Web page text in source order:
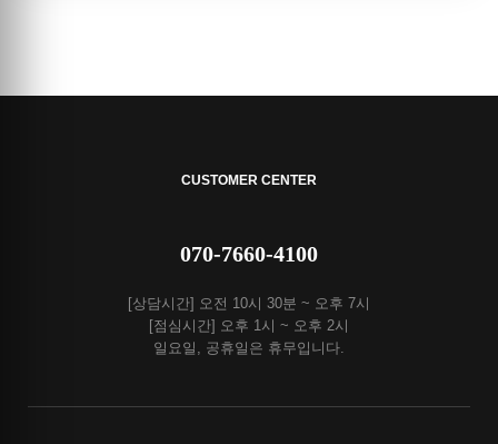
CUSTOMER CENTER
070-7660-4100
[상담시간] 오전 10시 30분 ~ 오후 7시
[점심시간] 오후 1시 ~ 오후 2시
일요일, 공휴일은 휴무입니다.